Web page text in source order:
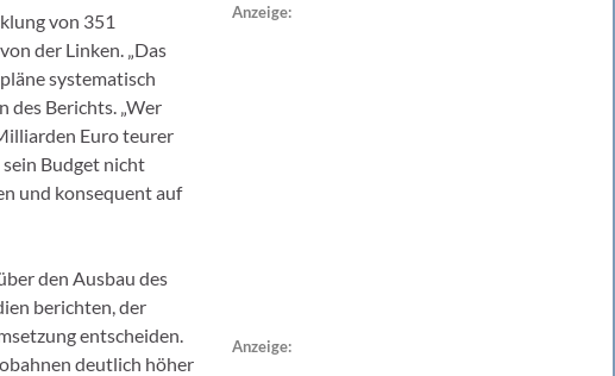
von 351
der Linken. „Das
systematisch
des Berichts. „Wer
Euro teurer
Budget nicht
und konsequent auf
den Ausbau des
berichten, der
entscheiden.
deutlich höher
Anzeige:
Anzeige: